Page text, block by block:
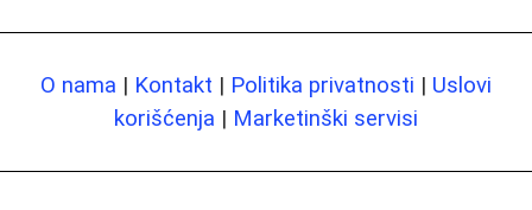
O nama | Kontakt | Politika privatnosti | Uslovi
korišćenja | Marketinški servisi